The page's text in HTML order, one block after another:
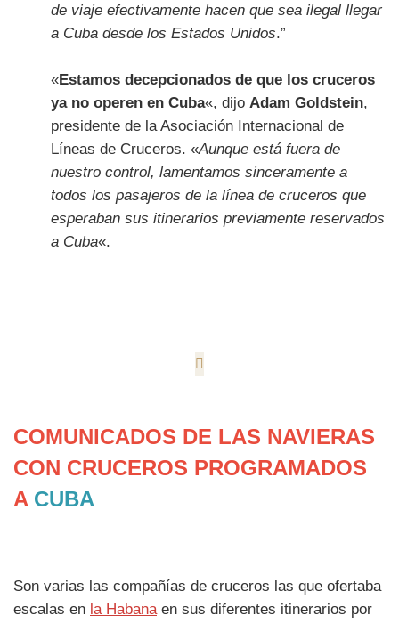
de viaje efectivamente hacen que sea ilegal llegar
a Cuba desde los Estados Unidos.”
«Estamos decepcionados de que los cruceros
ya no operen en Cuba«, dijo Adam Goldstein,
presidente de la Asociación Internacional de
Líneas de Cruceros. «Aunque está fuera de
nuestro control, lamentamos sinceramente a
todos los pasajeros de la línea de cruceros que
esperaban sus itinerarios previamente reservados
a Cuba«.
COMUNICADOS DE LAS NAVIERAS
CON CRUCEROS PROGRAMADOS
A CUBA
Son varias las compañías de cruceros las que ofertaba
escalas en la Habanaen sus diferentes itinerarios por